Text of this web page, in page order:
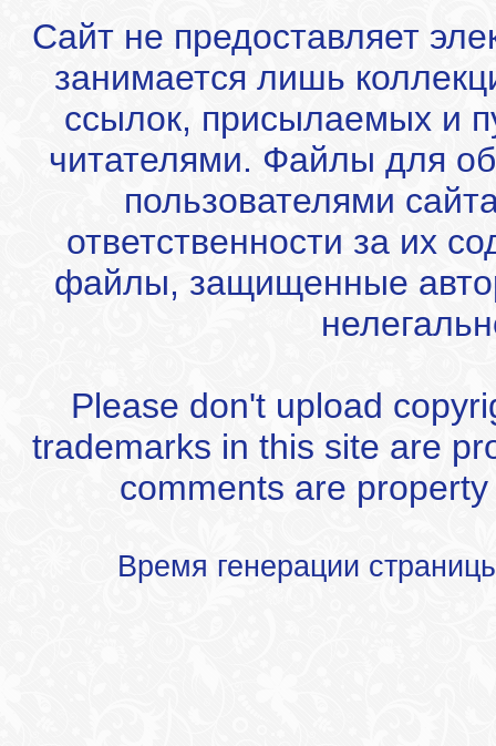
Сайт не предоставляет
занимается лишь
ссылок, присылаемых и
читателями. Файлы для
пользователями
ответственности за их
файлы, защищенные
Please don't upload
trademarks in this site are
comments are
Время генерации